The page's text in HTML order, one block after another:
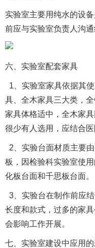
实验室主要用纯水的设
前应与实验室负责人沟
六、实验室配套家具
1、实验室家具依据其
具、全木家具三大类，
家具体格适中，全木家
很少有人选用，应结合
2、实验台面材质主要
板，因检验科实验室使
化板台面和千思板台面。
3、实验台在制作前应
长度和款式，过多的家
会影响工作开展。
七、实验室建设中应用